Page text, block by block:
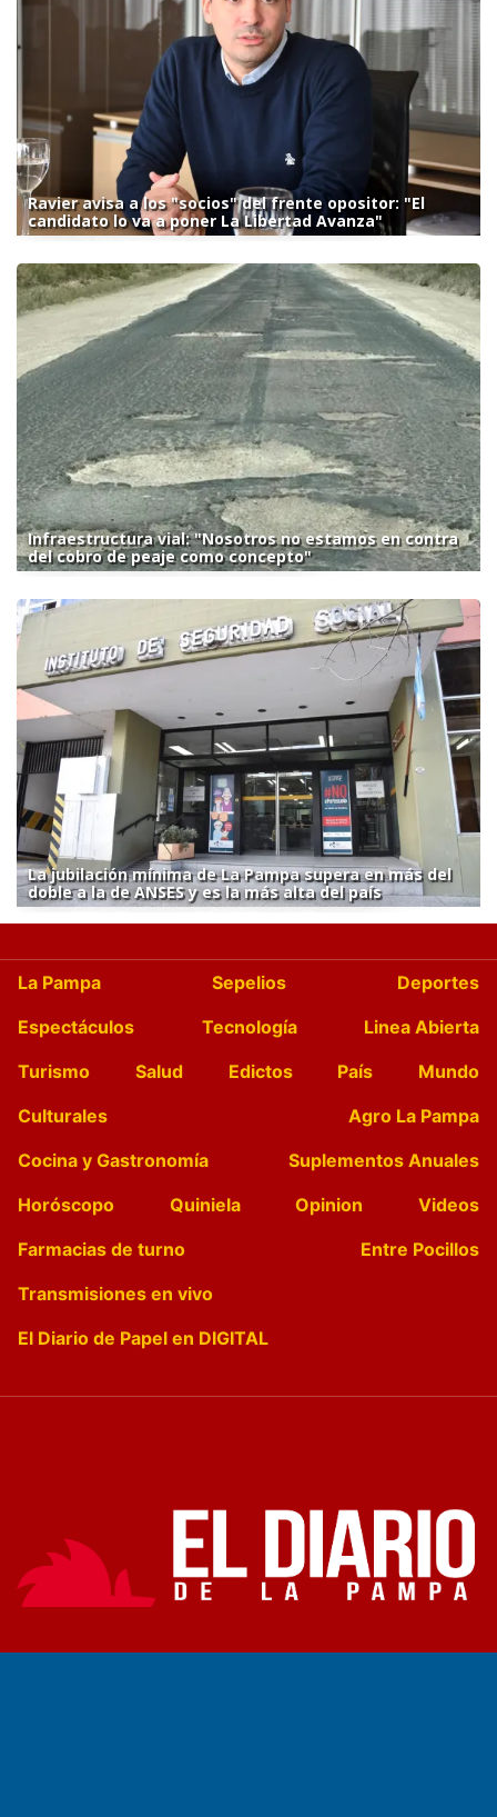
Ravier avisa a los "socios" del frente opositor: "El
candidato lo va a poner La Libertad Avanza"
Infraestructura vial: "Nosotros no estamos en contra
del cobro de peaje como concepto"
La jubilación mínima de La Pampa supera en más del
doble a la de ANSES y es la más alta del país
La Pampa Sepelios
Deportes
Espectáculos
Tecnología
Linea Abierta
Turismo
Salud Edictos País
Mundo
Culturales
Agro La Pampa
Cocina y Gastronomía
Suplementos Anuales
Horóscopo
Quiniela Opinion
Videos
Farmacias de turno
Entre Pocillos
Transmisiones en vivo
El Diario de Papel en DIGITAL